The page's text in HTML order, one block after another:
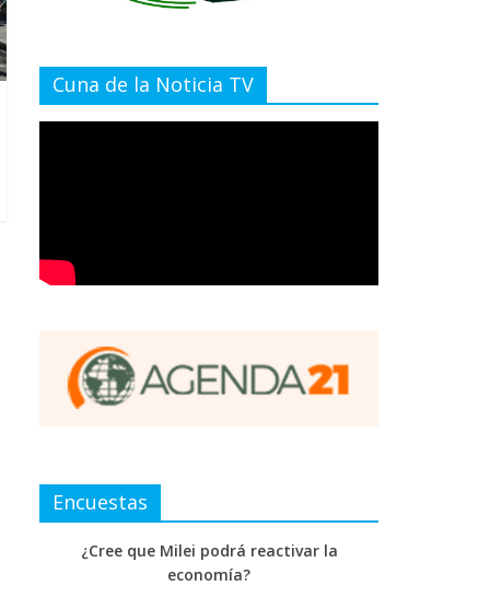
Cuna de la Noticia TV
Encuestas
¿Cree que Milei podrá reactivar la
economía?